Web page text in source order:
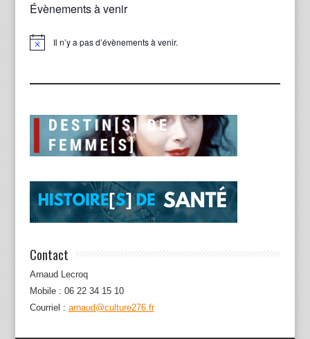
Évènements à venir
Notice Il n’y a pas d’évènements à venir.
Contact
Arnaud Lecroq
Mobile : 06 22 34 15 10
Courriel : arnaud@culture276.fr